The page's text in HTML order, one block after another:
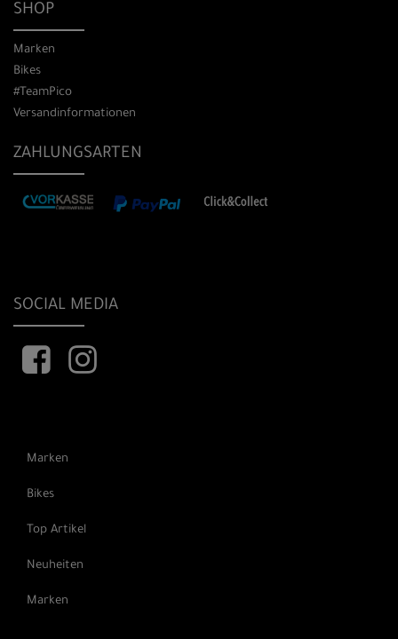
SHOP
Marken
Bikes
#TeamPico
Versandinformationen
ZAHLUNGSARTEN
SOCIAL MEDIA
Marken
Bikes
Top Artikel
Neuheiten
Marken